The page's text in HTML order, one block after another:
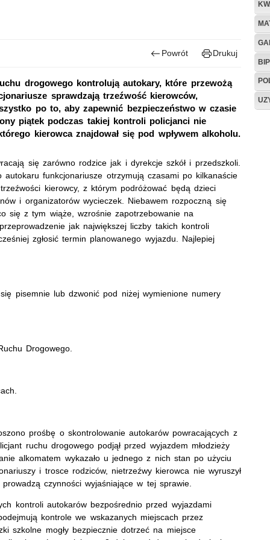
BIP
Powrót Drukuj
drogowego kontrolują autokary, które przewożą
sprawdzają trzeźwość kierowców,
po to, aby zapewnić bezpieczeństwo w czasie
piątek podczas takiej kontroli policjanci nie
kierowca znajdował się pod wpływem alkoholu.
się zarówno rodzice jak i dyrekcje szkół i przedszkoli.
funkcjonariusze otrzymują czasami po kilkanaście
kierowcy, z którym podróżować będą dzieci
i organizatorów wycieczek. Niebawem rozpoczną się
się z tym wiąże, wzrośnie zapotrzebowanie na
jak największej liczby takich kontroli
zgłosić termin planowanego wyjazdu. Najlepiej
pisemnie lub dzwonić pod niżej wymienione numery
Drogowego.
prośbę o skontrolowanie autokarów powracających z
ruchu drogowego podjął przed wyjazdem młodzieży
alkomatem wykazało u jednego z nich stan po użyciu
i trosce rodziców, nietrzeźwy kierowca nie wyruszył
czynności wyjaśniające w tej sprawie.
kontroli autokarów bezpośrednio przed wyjazdami
kontrole we wskazanych miejscach przez
szkolne mogły bezpiecznie dotrzeć na miejsce